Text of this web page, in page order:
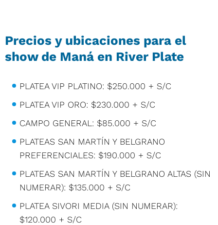
Precios y ubicaciones para el
show de Maná en River Plate
PLATEA VIP PLATINO: $250.000 + S/C
PLATEA VIP ORO: $230.000 + S/C
CAMPO GENERAL: $85.000 + S/C
PLATEAS SAN MARTÍN Y BELGRANO
PREFERENCIALES: $190.000 + S/C
PLATEAS SAN MARTÍN Y BELGRANO ALTAS (SIN
NUMERAR): $135.000 + S/C
PLATEA SIVORI MEDIA (SIN NUMERAR):
$120.000 + S/C